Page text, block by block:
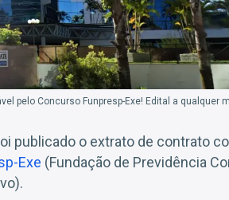
pelo Concurso Funpresp-Exe! Edital a qualquer
publicado o extrato de contrato
Exe (Fundação de Previdência